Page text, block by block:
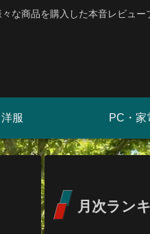
な商品を購入した本音レビュー
洋服 PC・家
月次ラン